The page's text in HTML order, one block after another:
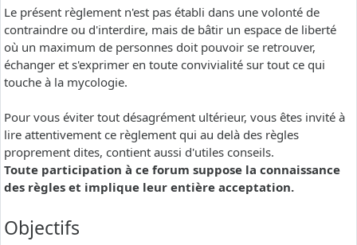
Le présent règlement n'est pas établi dans une volonté de
contraindre ou d'interdire, mais de bâtir un espace de liberté
où un maximum de personnes doit pouvoir se retrouver,
échanger et s'exprimer en toute convivialité sur tout ce qui
touche à la mycologie.
Pour vous éviter tout désagrément ultérieur, vous êtes invité à
lire attentivement ce règlement qui au delà des règles
proprement dites, contient aussi d'utiles conseils.
Toute participation à ce forum suppose la connaissance
des règles et implique leur entière acceptation.
Objectifs